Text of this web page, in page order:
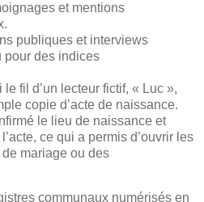
et mentions
publiques et interviews
pour des indices
fil d’un lecteur fictif, « Luc »,
copie d’acte de naissance.
le lieu de naissance et
ce qui a permis d’ouvrir les
mariage ou des
communaux numérisés en